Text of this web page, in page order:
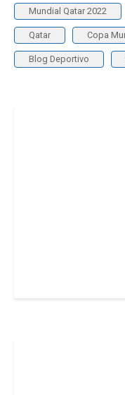
Mundial Qatar 2022
Qatar Copa
Blog Deportivo